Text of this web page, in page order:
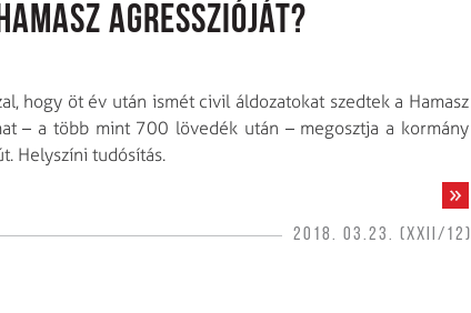
agresszióját?
hogy öt év után ismét civil áldozatokat szedtek a Hamasz
– a több mint 700 lövedék után – megosztja a kormány
Helyszíni tudósítás.
2018. 03.23. (XXII/12)